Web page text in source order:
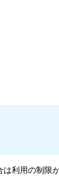
利用の制限